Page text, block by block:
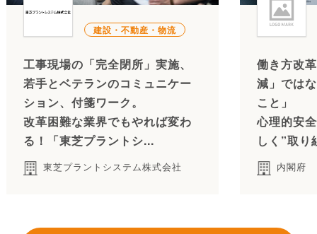
建設・不動産・物流
工事現場の「完全閉所」実施、
若手とベテランのコミュニケー
ション、付箋ワーク。
改革困難な業界でもやれば変わ
る！「東芝プラントシ...
東芝プラントシステム株式会社
働き方改
減」では
こと」
心理的安
しく”取り
内閣府